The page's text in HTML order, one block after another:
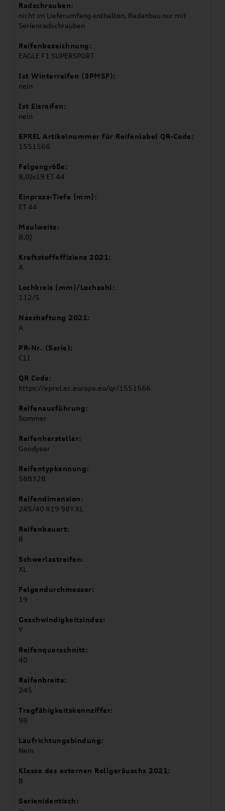
Radschrauben:
nicht im Lieferumfang enthalten, Radanbau nur mit
Serienradschrauben
Reifenbezeichnung:
EAGLE F1 SUPERSPORT
Ist Winterreifen (3PMSF):
nein
Ist Eisreifen:
nein
EPREL Artikelnummer für Reifenlabel QR-Code:
1551566
Felgengröße:
8,0Jx19 ET 44
Einpress-Tiefe [mm]:
ET 44
Maulweite:
8,0J
Kraftstoffeffizienz 2021:
A
Lochkreis [mm]/Lochzahl:
112/5
Nasshaftung 2021:
A
PR-Nr. (Serie):
C1I
QR Code:
https://eprel.ec.europa.eu/qr/1551566
Reifenausführung:
Sommer
Reifenhersteller:
Goodyear
Reifentypkennung:
588328
Reifendimension:
245/40 R19 98Y XL
Reifenbauart:
R
Schwerlastreifen:
XL
Felgendurchmesser:
19
Geschwindigkeitsindex:
Y
Reifenquerschnitt:
40
Reifenbreite:
245
Tragfähigkeitskennziffer:
98
Laufrichtungsbindung:
Nein
Klasse des externen Rollgeräuschs 2021:
B
Serienidentisch: